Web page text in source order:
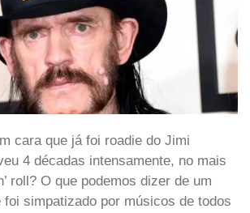
cara que já foi roadie do Jimi
4 décadas intensamente, no mais
roll? O que podemos dizer de um
foi simpatizado por músicos de todos